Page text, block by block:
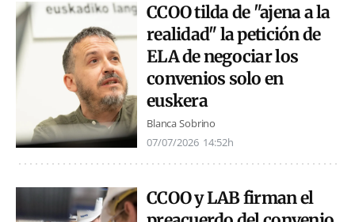
CCOO tilda de "ajena a la
realidad" la petición de
ELA de negociar los
convenios solo en
euskera
Blanca Sobrino
07/07/2026 14:52h
CCOO y LAB firman el